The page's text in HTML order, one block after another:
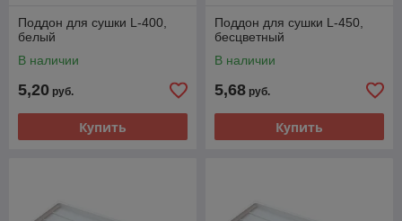
Поддон для сушки L-400,
белый
В наличии
5,20 руб.
Купить
Поддон для сушки L-450,
бесцветный
В наличии
5,68 руб.
Купить